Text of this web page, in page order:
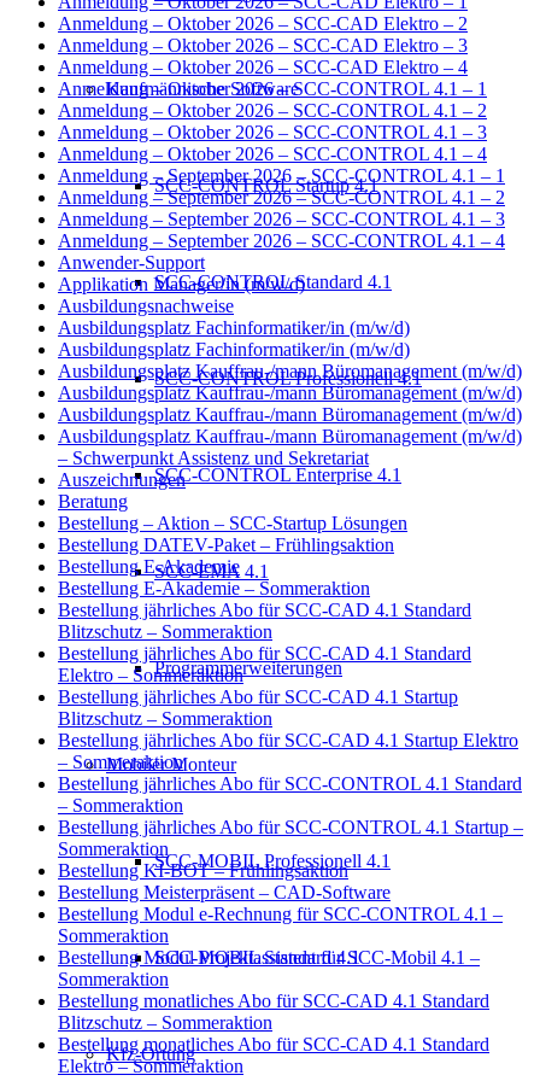
Kaufmännische Software
SCC-CONTROL Startup 4.1
SCC-CONTROL Standard 4.1
SCC-CONTROL Professionell 4.1
SCC-CONTROL Enterprise 4.1
SCC-EMA 4.1
Programmerweiterungen
Mobiler Monteur
SCC-MOBIL Professionell 4.1
SCC-MOBIL Standard 4.1
Kfz-Ortung
Anmeldung – Oktober 2026 – SCC-CAD Elektro – 2
Anmeldung – Oktober 2026 – SCC-CAD Elektro – 3
Anmeldung – Oktober 2026 – SCC-CAD Elektro – 4
Anmeldung – Oktober 2026 – SCC-CONTROL 4.1 – 1
Anmeldung – Oktober 2026 – SCC-CONTROL 4.1 – 2
Anmeldung – Oktober 2026 – SCC-CONTROL 4.1 – 3
Anmeldung – Oktober 2026 – SCC-CONTROL 4.1 – 4
Anmeldung – September 2026 – SCC-CONTROL 4.1 – 1
Anmeldung – September 2026 – SCC-CONTROL 4.1 – 2
Anmeldung – September 2026 – SCC-CONTROL 4.1 – 3
Anmeldung – September 2026 – SCC-CONTROL 4.1 – 4
Anwender-Support
Applikation Manager/in (m/w/d)
Ausbildungsnachweise
Ausbildungsplatz Fachinformatiker/in (m/w/d)
Ausbildungsplatz Fachinformatiker/in (m/w/d)
Ausbildungsplatz Kauffrau-/mann Büromanagement (m/w/d)
Ausbildungsplatz Kauffrau-/mann Büromanagement (m/w/d)
Ausbildungsplatz Kauffrau-/mann Büromanagement (m/w/d)
Ausbildungsplatz Kauffrau-/mann Büromanagement (m/w/d)
– Schwerpunkt Assistenz und Sekretariat
Auszeichnungen
Beratung
Bestellung – Aktion – SCC-Startup Lösungen
Bestellung DATEV-Paket – Frühlingsaktion
Bestellung E-Akademie
Bestellung E-Akademie – Sommeraktion
Bestellung jährliches Abo für SCC-CAD 4.1 Standard
Blitzschutz – Sommeraktion
Bestellung jährliches Abo für SCC-CAD 4.1 Standard
Elektro – Sommeraktion
Bestellung jährliches Abo für SCC-CAD 4.1 Startup
Blitzschutz – Sommeraktion
Bestellung jährliches Abo für SCC-CAD 4.1 Startup Elektro
– Sommeraktion
Bestellung jährliches Abo für SCC-CONTROL 4.1 Standard
– Sommeraktion
Bestellung jährliches Abo für SCC-CONTROL 4.1 Startup –
Sommeraktion
Bestellung KI-BOT – Frühlingsaktion
Bestellung Meisterpräsent – CAD-Software
Bestellung Modul e-Rechnung für SCC-CONTROL 4.1 –
Sommeraktion
Bestellung Modul Projektassistent für SCC-Mobil 4.1 –
Sommeraktion
Bestellung monatliches Abo für SCC-CAD 4.1 Standard
Blitzschutz – Sommeraktion
Bestellung monatliches Abo für SCC-CAD 4.1 Standard
Elektro – Sommeraktion